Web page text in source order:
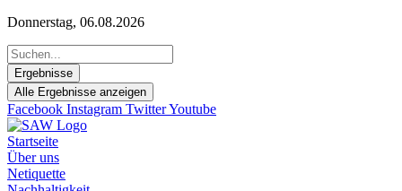
Zum
springen
Donnerstag, 06.08.2026
Search
...Ergebnisse
Alle Ergebnisse anzeigen
Facebook Instagram TwitterYoutube
Startseite
Über uns
Netiquette